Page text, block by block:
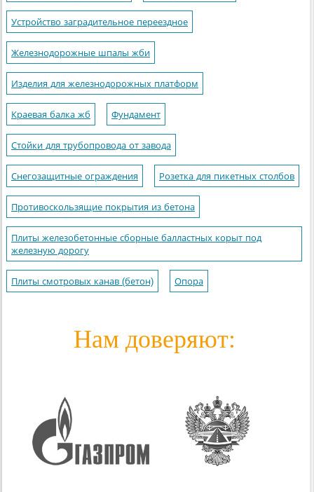
Устройство заградительное переездное
Железнодорожные шпалы жби
Изделия для железнодорожных платформ
Краевая балка жб Фундамент
Стойки для трубопровода от завода
Снегозащитные ограждения Розетка для пикетных столбов
Противоскользящие покрытия из бетона
Плиты железобетонные сборные балластных корыт под
железную дорогу
Плиты смотровых канав (бетон) Опора
Нам доверяют: